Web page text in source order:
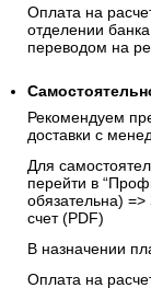
После
подтверждения
счет на
отделении
Рекомендуем
доставки с
Для
перейти в
обязательна) =>
счет (PDF)